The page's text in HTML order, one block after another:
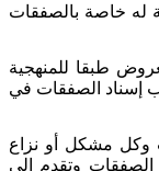
له خاصة بالصفقات
طبقا للمنهجية
إسناد الصفقات في
وكل مشكل أو نزاع
الصفقات وتقدم إلى